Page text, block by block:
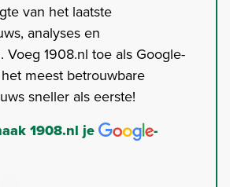
van het laatste
analyses en
Voeg 1908.nl toe als Google-
meest betrouwbare
sneller als eerste!
1908.nl je
-